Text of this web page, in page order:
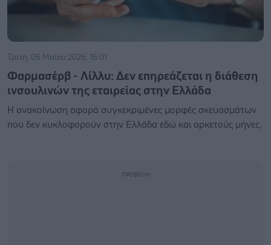
Τρίτη, 05 Μαΐου 2026, 16:01
Φαρμασέρβ - Λίλλυ: Δεν επηρεάζεται η διάθεση
ινσουλινών της εταιρείας στην Ελλάδα
Η ανακοίνωση αφορά συγκεκριμένες μορφές σκευασμάτων
που δεν κυκλοφορούν στην Ελλάδα εδώ και αρκετούς μήνες.